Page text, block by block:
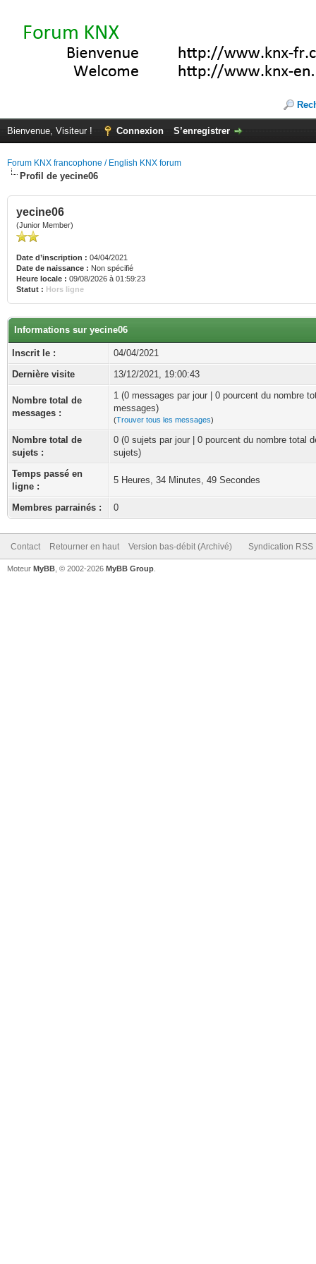
Bienvenue, Visiteur ! Connexion S’enregistrer
Forum KNX francophone / English KNX forum
Profil de yecine06
yecine06
(Junior Member)
Date d’inscription : 04/04/2021
Date de naissance : Non spécifié
Heure locale : 09/08/2026 à 01:59:23
Statut : Hors ligne
Informations sur yecine06
Inscrit le :
04/04/2021
Dernière visite
13/12/2021, 19:00:43
Nombre total de
messages :
1 (0 messages par jour | 0 pourcent du nombre
messages)
(Trouver tous les messages)
Nombre total de
sujets :
0 (0 sujets par jour | 0 pourcent du nombre total
sujets)
Temps passé en
ligne :
5 Heures, 34 Minutes, 49 Secondes
Membres parrainés : 0
Contact Retourner en haut Version bas-débit (Archivé) Syndication RSS
Moteur MyBB , © 2002-2026 MyBB Group